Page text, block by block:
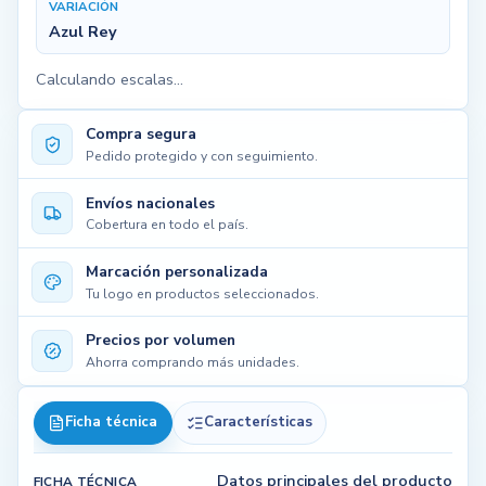
Compra segura
Pedido protegido y con seguimiento.
Envíos nacionales
Cobertura en todo el país.
Marcación personalizada
Tu logo en productos seleccionados.
Precios por volumen
Ahorra comprando más unidades.
Ficha técnica Características
FICHA TÉCNICA Datos principales del producto
VARIACIÓN
Azul Rey
Calculando escalas...